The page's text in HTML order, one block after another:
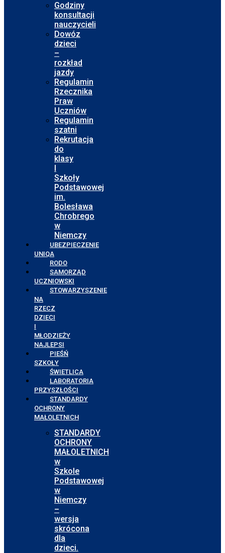
Godziny
konsultacji
nauczycieli
Dowóz
dzieci
–
rozkład
jazdy
Regulamin
Rzecznika
Praw
Uczniów
Regulamin
szatni
Rekrutacja
do
klasy
I
Szkoły
Podstawowej
im.
Bolesława
Chrobrego
w
Niemczy
UBEZPIECZENIE
UNIQA
RODO
SAMORZĄD
UCZNIOWSKI
STOWARZYSZENIE
NA
RZECZ
DZIECI
I
MŁODZIEŻY
NAJLEPSI
PIEŚŃ
SZKOŁY
ŚWIETLICA
LABORATORIA
PRZYSZŁOŚCI
STANDARDY
OCHRONY
MAŁOLETNICH
STANDARDY
OCHRONY
MAŁOLETNICH
w
Szkole
Podstawowej
w
Niemczy
–
wersja
skrócona
dla
dzieci.